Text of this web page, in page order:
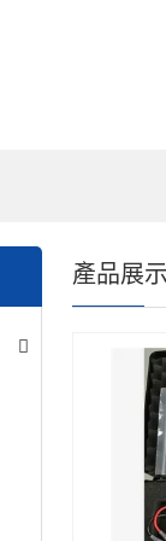
產品展